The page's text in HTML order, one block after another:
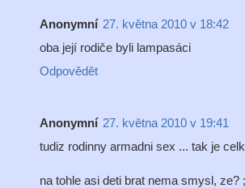
Anonymní 27. května 2010 v 18:42
oba její rodiče byli lampasáci
Odpovědět
Anonymní 27. května 2010 v 19:41
tudiz rodinny armadni sex ... tak je
na tohle asi deti brat nema smysl, ze?